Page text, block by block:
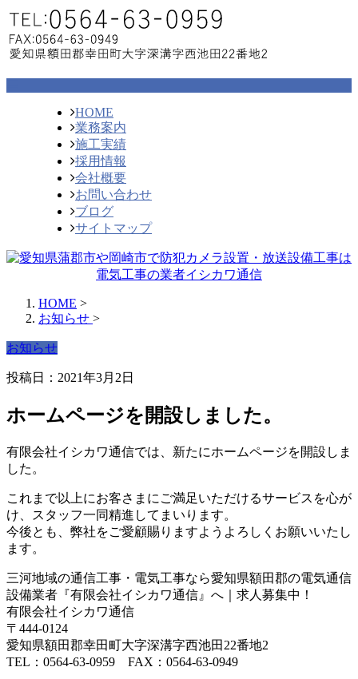
HOME
業務案内
施工実績
採用情報
会社概要
お問い合わせ
ブログ
サイトマップ
HOME >
お知らせ >
お知らせ
投稿日：2021年3月2日
ホームページを開設しました。
有限会社イシカワ通信では、新たにホームページを開設しま
した。
これまで以上にお客さまにご満足いただけるサービスを心が
け、スタッフ一同精進してまいります。
今後とも、弊社をご愛顧賜りますようよろしくお願いいたし
ます。
三河地域の通信工事・電気工事なら愛知県額田郡の電気通信
設備業者『有限会社イシカワ通信』へ｜求人募集中！
有限会社イシカワ通信
〒444-0124
愛知県額田郡幸田町大字深溝字西池田22番地2
TEL：0564-63-0959 FAX：0564-63-0949